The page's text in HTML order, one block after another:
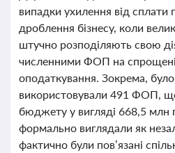
випадки ухилення від сплати
дроблення бізнесу, коли
штучно розподіляють свою
численними ФОП на
оподаткування. Зокрема,
використовували 491 ФОП,
бюджету у вигляді 668,5
формально виглядали як
фактично були пов’язані